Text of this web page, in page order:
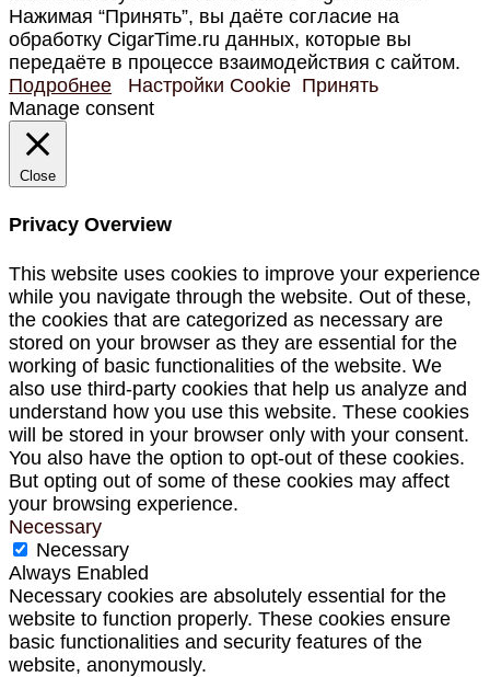
Нажимая “Принять”, вы даёте согласие на
обработку CigarTime.ru данных, которые вы
передаёте в процессе взаимодействия с сайтом.
Подробнее
Настройки Cookie Принять
Manage consent
Close
Privacy Overview
This website uses cookies to improve your experience
while you navigate through the website. Out of these,
the cookies that are categorized as necessary are
stored on your browser as they are essential for the
working of basic functionalities of the website. We
also use third-party cookies that help us analyze and
understand how you use this website. These cookies
will be stored in your browser only with your consent.
You also have the option to opt-out of these cookies.
But opting out of some of these cookies may affect
your browsing experience.
Necessary
Necessary
Always Enabled
Necessary cookies are absolutely essential for the
website to function properly. These cookies ensure
basic functionalities and security features of the
website, anonymously.